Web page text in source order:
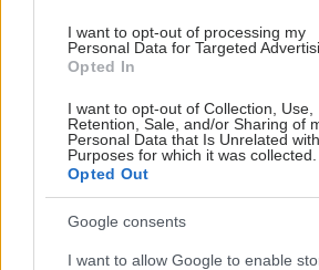
I want to opt-out of processing my
Personal Data for Targeted
Opted In
I want to opt-out of Collection, Use,
Retention, Sale, and/or Sharing of
Personal Data that Is Unrelated
Purposes for which it was collected.
Opted Out
Google consents
I want to allow Google to enable